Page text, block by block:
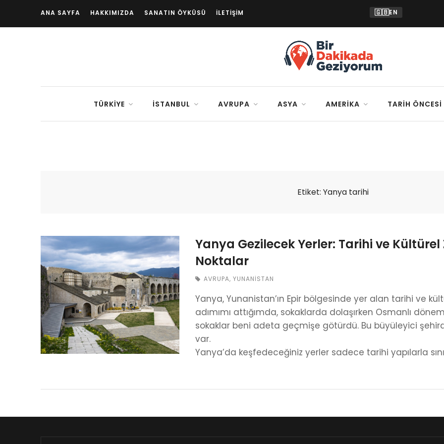
ANA SAYFA HAKKIMIZDA SANATIN ÖYKÜSÜ İLETIŞIM 🇬🇧EN
TÜRKIYE İSTANBUL AVRUPA ASYA AMERIKA TARIH ÖNCESI
Etiket: Yanya tarihi
Yanya Gezilecek Yerler: Tarihi ve
Noktalar
AVRUPA, YUNANISTAN
Yanya, Yunanistan’ın Epir bölgesinde yer alan tarihi ve
adımımı attığımda, sokaklarda dolaşırken Osmanlı
sokaklar beni adeta geçmişe götürdü. Bu büyüleyici
var.
Yanya’da keşfedeceğiniz yerler sadece tarihi yapılarla